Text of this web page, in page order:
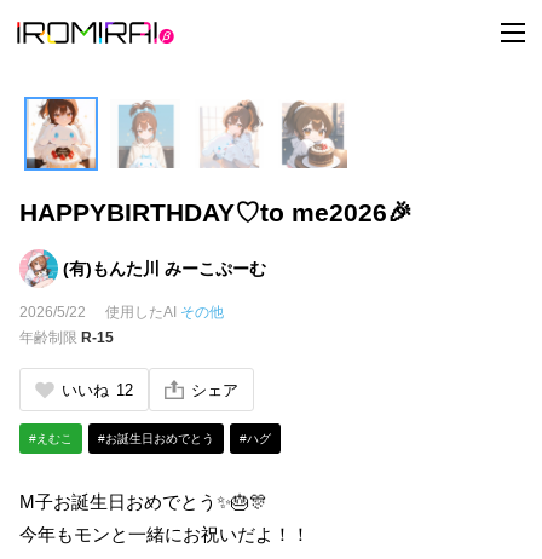
t
o
HAPPYBIRTHDAY♡to me2026🎉
(有)もんた川 みーこぷーむ
2026/5/22 使用したAI その他
年齢制限 R-15
いいね 12 シェア
#えむこ #お誕生日おめでとう #ハグ
M子お誕生日おめでとう✨🎂🎊
今年もモンと一緒にお祝いだよ！！